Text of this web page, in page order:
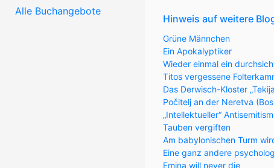
Alle Buchangebote
Hinweis auf weitere
Grüne Männchen
Ein Apokalyptiker
Wieder einmal ein
Titos vergessene
Das Derwisch-Kloster
Počitelj an der Neretva
„Intellektueller“
Tauben vergiften
Am babylonischen Turm
Eine ganz andere
Emina will never die